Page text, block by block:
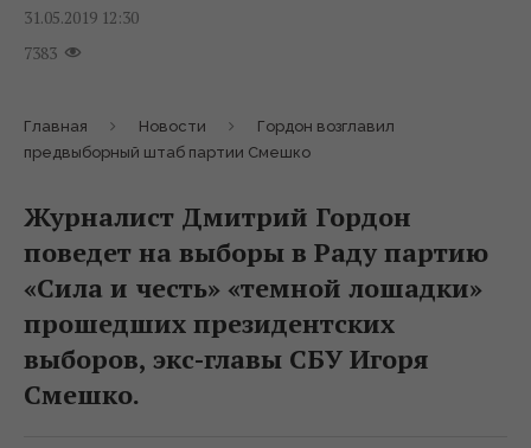
31.05.2019 12:30
7383
Главная Новости
Гордон возглавил
предвыборный штаб партии Смешко
Журналист Дмитрий Гордон
поведет на выборы в Раду партию
«Сила и честь» «темной лошадки»
прошедших президентских
выборов, экс-главы СБУ Игоря
Смешко.